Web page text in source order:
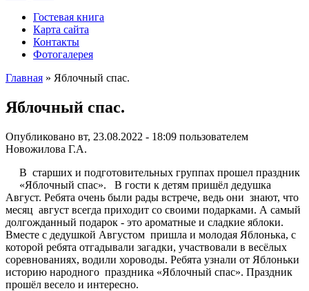
Гостевая книга
Карта сайта
Контакты
Фотогалерея
Главная » Яблочный спас.
Яблочный спас.
Опубликовано вт, 23.08.2022 - 18:09 пользователем
Новожилова Г.А.
В старших и подготовительных группах прошел праздник
«Яблочный спас». В гости к детям пришёл дедушка
Август. Ребята очень были рады встрече, ведь они знают, что
месяц август всегда приходит со своими подарками. А самый
долгожданный подарок - это ароматные и сладкие яблоки.
Вместе с дедушкой Августом пришла и молодая Яблонька, с
которой ребята отгадывали загадки, участвовали в весёлых
соревнованиях, водили хороводы. Ребята узнали от Яблоньки
историю народного праздника «Яблочный спас». Праздник
прошёл весело и интересно.